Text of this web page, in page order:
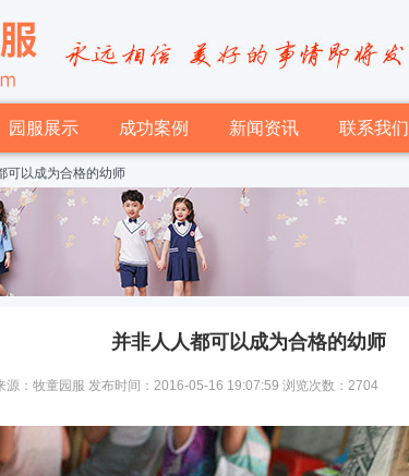
园服展示 成功案例 新闻资讯 联系我们
可以成为合格的幼师
并非人人都可以成为合格的幼师
源：牧童园服 发布时间：2016-05-16 19:07:59 浏览次数：2704